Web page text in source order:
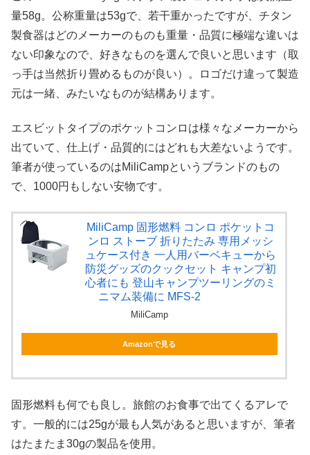
量58g。公称重量は53gで、若干重かったですが、チタン
製食器はどのメーカーのものも重量・品質に極端な違いは
ない印象なので、好きなものを選んで良いと思います（取
っ手は当然折り畳めるものが良い）。ロゴだけ違って製造
元は一緒、みたいなものが結構あります。
エスビットタイプのポケットコンロは様々なメーカーから
出ていて、仕上げ・品質的にはどれも大差ないようです。
筆者が使っているのはMiliCampというブランドのもの
で、1000円もしない安物です。
MiliCamp 固形燃料 コンロ ポケットコ
ンロ ストーブ 折りたたみ 専用メッシ
ュケース付き 一人用バーベキューから
防災グッズのクックセット キャンプ初
心者にも 登山キャンプツーリングのミ
ニマム装備に MFS-2
MiliCamp
Amazonで見る
固形燃料も何でも良し。旅館のお食事で出てくるアレで
す。一般的には25gが最も人気があると思いますが、筆者
はたまたま30gの製品を使用。